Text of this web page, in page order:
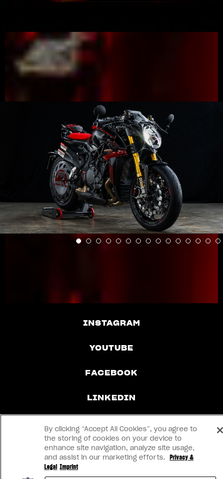
INSTAGRAM
YOUTUBE
FACEBOOK
LINKEDIN
CONTACTEZ-NOUS
IMPRINT
By clicking “Accept All Cookies”, you agree to
the storing of cookies on your device to
enhance site navigation, analyze site usage,
and assist in our marketing efforts. Privacy &
Legal Imprint